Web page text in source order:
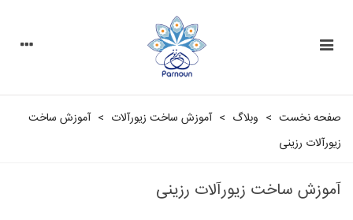
صفحه نخست > وبلاگ > آموزش ساخت زیورآلات > آموزش ساخت
زیورآلات رزینی
آموزش ساخت زیورآلات رزینی